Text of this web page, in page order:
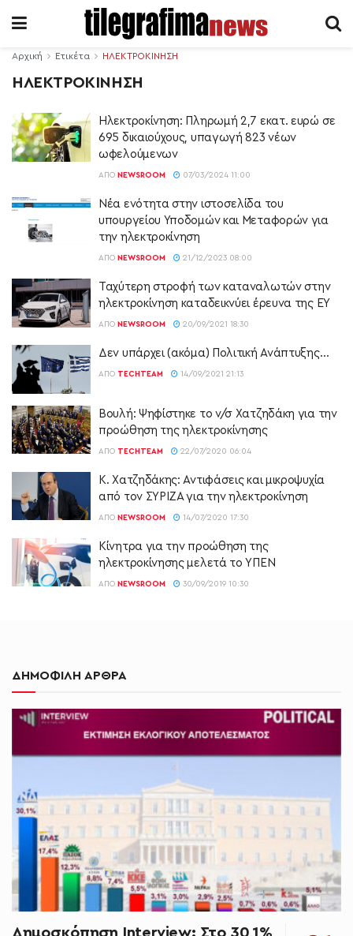
Αρχική Ετικέτα ΗΛΕΚΤΡΟΚΙΝΗΣΗ
ΗΛΕΚΤΡΟΚΙΝΗΣΗ
Ηλεκτροκίνηση: Πληρωμή 2,7 εκατ. ευρώ σε
695 δικαιούχους, υπαγωγή 823 νέων
ωφελούμενων
ΑΠΌ NEWSROOM 07/03/2024 11:00
Νέα ενότητα στην ιστοσελίδα του
υπουργείου Υποδομών και Μεταφορών για
την ηλεκτροκίνηση
ΑΠΌ NEWSROOM 21/12/2023 08:00
Ταχύτερη στροφή των καταναλωτών στην
ηλεκτροκίνηση καταδεικνύει έρευνα της EY
ΑΠΌ NEWSROOM 20/09/2021 18:30
Δεν υπάρχει (ακόμα) Πολιτική Ανάπτυξης…
ΑΠΌ TECHTEAM 14/09/2021 21:13
Βουλή: Ψηφίστηκε το ν/σ Χατζηδάκη για την
προώθηση της ηλεκτροκίνησης
ΑΠΌ TECHTEAM 22/07/2020 06:04
Κ. Χατζηδάκης: Αντιφάσεις και μικροψυχία
από τον ΣΥΡΙΖΑ για την ηλεκτροκίνηση
ΑΠΌ NEWSROOM 14/07/2020 17:30
Κίνητρα για την προώθηση της
ηλεκτροκίνησης μελετά το ΥΠΕΝ
ΑΠΌ NEWSROOM 30/09/2019 10:30
ΔΗΜΟΦΙΛΗ ΑΡΘΡΑ
Δημοσκόπηση Interview: Στο 30,1%